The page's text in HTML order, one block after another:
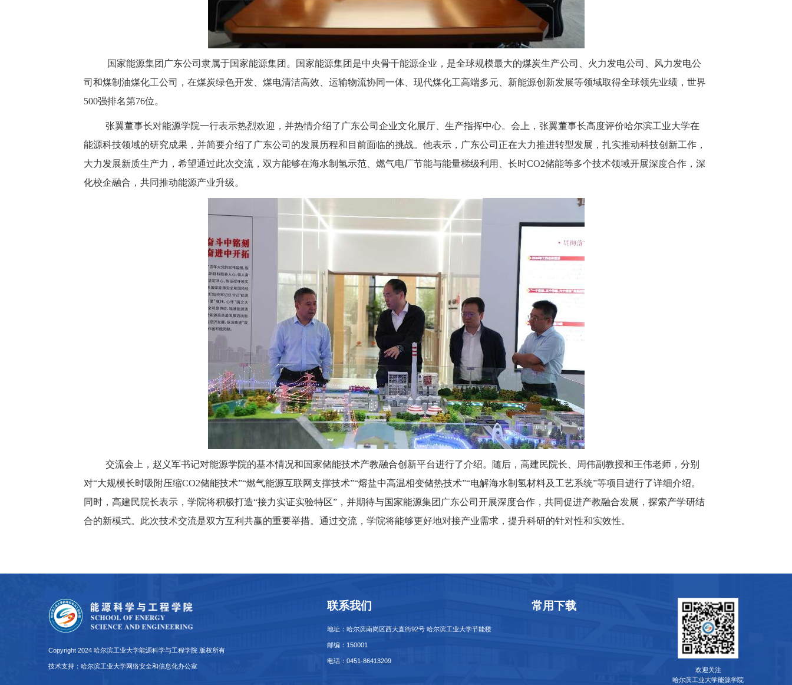
国家能源集团广东公司隶属于国家能源集团。国家能源集团是中央骨干能源企业，是全球规模最大的煤炭生产公司、火力发电公司、风力发电公
司和煤制油煤化工公司，在煤炭绿色开发、煤电清洁高效、运输物流协同一体、现代煤化工高端多元、新能源创新发展等领域取得全球领先业绩，世界
500强排名第76位。
张翼董事长对能源学院一行表示热烈欢迎，并热情介绍了广东公司企业文化展厅、生产指挥中心。会上，张翼董事长高度评价哈尔滨工业大学在
能源科技领域的研究成果，并简要介绍了广东公司的发展历程和目前面临的挑战。他表示，广东公司正在大力推进转型发展，扎实推动科技创新工作，
大力发展新质生产力，希望通过此次交流，双方能够在海水制氢示范、燃气电厂节能与能量梯级利用、长时CO2储能等多个技术领域开展深度合作，深
化校企融合，共同推动能源产业升级。
交流会上，赵义军书记对能源学院的基本情况和国家储能技术产教融合创新平台进行了介绍。随后，高建民院长、周伟副教授和王伟老师，分别
对“大规模长时吸附压缩CO2储能技术”“燃气能源互联网支撑技术”“熔盐中高温相变储热技术”“电解海水制氢材料及工艺系统”等项目进行了详细介绍。
同时，高建民院长表示，学院将积极打造“接力实证实验特区”，并期待与国家能源集团广东公司开展深度合作，共同促进产教融合发展，探索产学研结
合的新模式。此次技术交流是双方互利共赢的重要举措。通过交流，学院将能够更好地对接产业需求，提升科研的针对性和实效性。
Copyright 2024 哈尔滨工业大学能源科学与工程学院 版权所有
技术支持：哈尔滨工业大学网络安全和信息化办公室
联系我们
地址：哈尔滨南岗区西大直街92号 哈尔滨工业大学节能楼
邮编：150001
电话：0451-86413209
常用下载
欢迎关注
哈尔滨工业大学能源学院